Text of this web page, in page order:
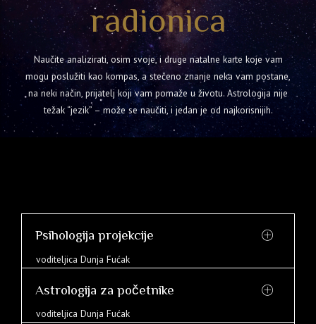
radionica
Naučite analizirati, osim svoje, i druge natalne karte koje vam
mogu poslužiti kao kompas, a stečeno znanje neka vam postane,
na neki način, prijatelj koji vam pomaže u životu. Astrologija nije
težak “jezik” – može se naučiti, i jedan je od najkorisnijih.
Psihologija projekcije
voditeljica Dunja Fućak
Astrologija za početnike
voditeljica Dunja Fućak